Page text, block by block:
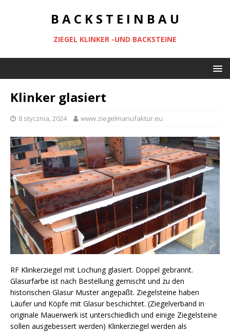
B A C K S T E I N B A U
ZIEGEL KLINKER -UND BACKSTEINE
Klinker glasiert
8 stycznia, 2024 www.ziegelmanufaktur.eu
RF Klinkerziegel mit Lochung glasiert. Doppel gebrannt.
Glasurfarbe ist nach Bestellung gemischt und zu den
historischen Glasur Muster angepaßt. Ziegelsteine haben
Läufer und Köpfe mit Glasur beschichtet. (Ziegelverband in
originale Mauerwerk ist unterschiedlich und einige Ziegelsteine
sollen ausgebessert werden) Klinkerziegel werden als